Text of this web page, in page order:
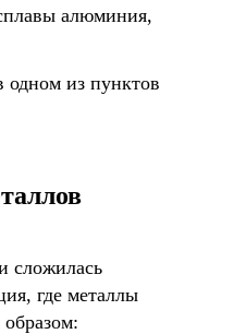
алюминия,
одном из пунктов
сложилась
где металлы